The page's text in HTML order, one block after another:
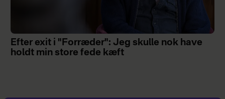
Efter exit i "Forræder": Jeg skulle nok have
holdt min store fede kæft